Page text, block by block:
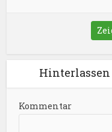
Kommentar